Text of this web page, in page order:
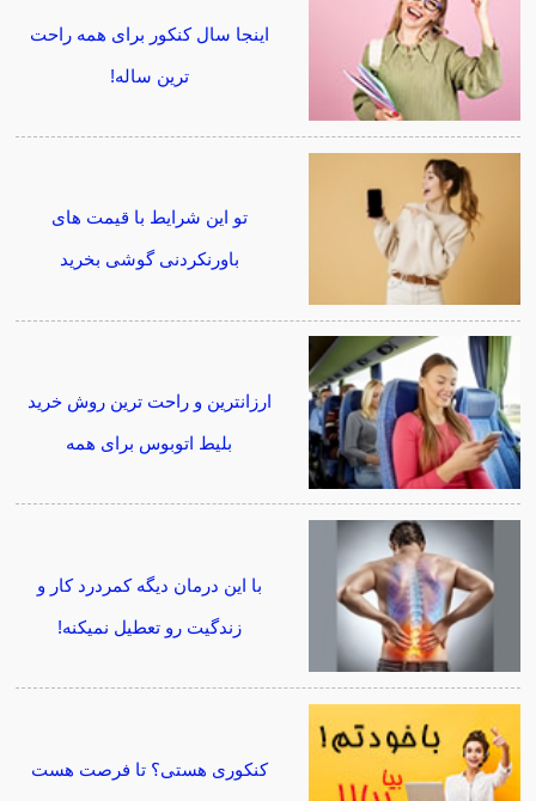
اینجا سال کنکور برای همه راحت
ترین ساله!
تو این شرایط با قیمت های
باورنکردنی گوشی بخرید
ارزانترین و راحت ترین روش خرید
بلیط اتوبوس برای همه
با این درمان دیگه کمردرد کار و
زندگیت رو تعطیل نمیکنه!
کنکوری هستی؟ تا فرصت هست